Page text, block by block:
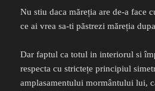
Nu stiu daca măreția are de-a face
ce ai vrea sa-ti păstrezi măreția
Dar faptul ca totul in interiorul si
respecta cu strictețe principiul
amplasamentului mormântului lui,